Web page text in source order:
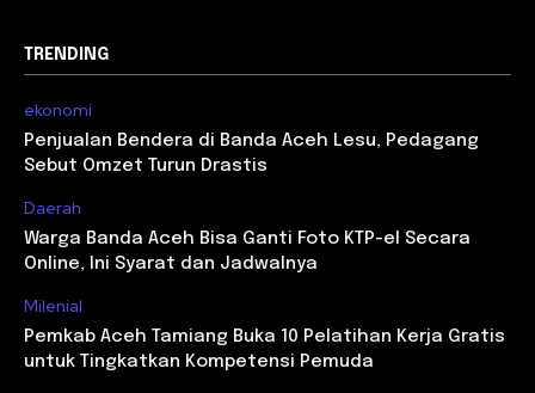
TRENDING
ekonomi
Penjualan Bendera di Banda Aceh Lesu, Pedagang
Sebut Omzet Turun Drastis
Daerah
Warga Banda Aceh Bisa Ganti Foto KTP-el Secara
Online, Ini Syarat dan Jadwalnya
Milenial
Pemkab Aceh Tamiang Buka 10 Pelatihan Kerja Gratis
untuk Tingkatkan Kompetensi Pemuda